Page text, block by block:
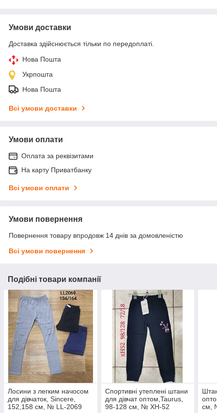
Умови доставки
Доставка здійснюється тільки по передоплаті.
Нова Пошта
Укрпошта
Нова Пошта
Всі умови доставки
Умови оплати
Оплата за реквізитами
На карту Приватбанку
Всі умови оплати
Умови повернення
Повернення товару впродовж 14 днів за домовленістю
Всі умови повернення
Подібні товари компанії
Лосини з легким начосом
для дівчаток, Sincere,
152,158 см, № LL-2069
Спортивні утеплені штани
для дівчат оптом,Taurus,
98-128 см, № XH-52
см,